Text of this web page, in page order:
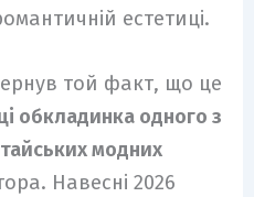
естетиці.
той факт, що це
обкладинка одного з
модних
Навесні 2026